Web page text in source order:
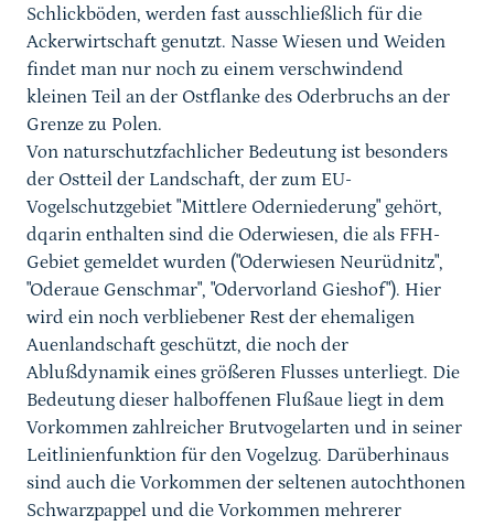
Schlickböden, werden fast ausschließlich für die
Ackerwirtschaft genutzt. Nasse Wiesen und Weiden
findet man nur noch zu einem verschwindend
kleinen Teil an der Ostflanke des Oderbruchs an der
Grenze zu Polen.
Von naturschutzfachlicher Bedeutung ist besonders
der Ostteil der Landschaft, der zum EU-
Vogelschutzgebiet "Mittlere Oderniederung" gehört,
dqarin enthalten sind die Oderwiesen, die als FFH-
Gebiet gemeldet wurden ("Oderwiesen Neurüdnitz",
"Oderaue Genschmar", "Odervorland Gieshof"). Hier
wird ein noch verbliebener Rest der ehemaligen
Auenlandschaft geschützt, die noch der
Ablußdynamik eines größeren Flusses unterliegt. Die
Bedeutung dieser halboffenen Flußaue liegt in dem
Vorkommen zahlreicher Brutvogelarten und in seiner
Leitlinienfunktion für den Vogelzug. Darüberhinaus
sind auch die Vorkommen der seltenen autochthonen
Schwarzpappel und die Vorkommen mehrerer